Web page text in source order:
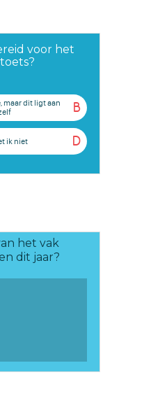
voor het
B
maar dit ligt aan
D
ik niet
het vak
dit jaar?